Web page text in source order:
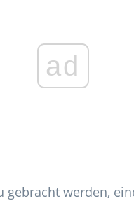
ad
gebracht werden,